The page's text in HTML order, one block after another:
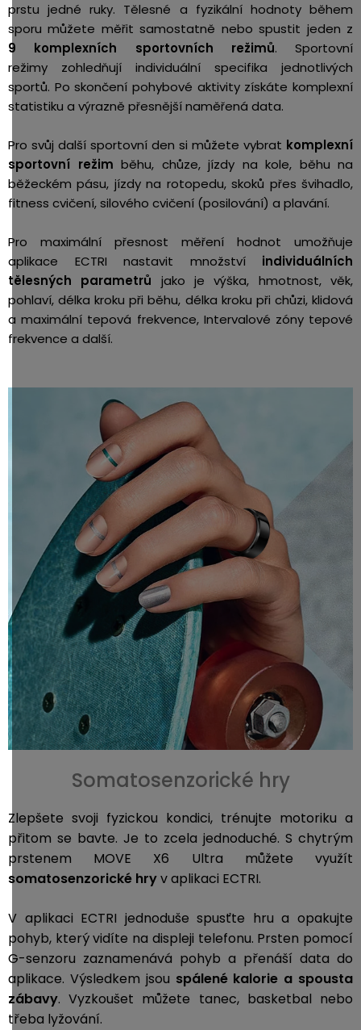
prstu jedné ruky. Tělesné a fyzikální hodnoty během
sporu můžete měřit samostatně nebo spustit jeden z
9
komplexních sportovních režimů. Sportovní
režimy zohledňují individuální specifika jednotlivých
sportů. Po skončení pohybové aktivity získáte komplexní
statistiku a výrazně přesnější naměřená data.
Pro svůj další sportovní den si můžete vybrat komplexní
sportovní režim běhu, chůze, jízdy na kole, běhu na
běžeckém pásu, jízdy na rotopedu, skoků přes švihadlo,
fitness cvičení, silového cvičení (posilování) a plavání.
Pro maximální přesnost měření hodnot umožňuje
aplikace ECTRI nastavit množství individuálních
tělesných parametrů jako je výška, hmotnost, věk,
pohlaví, délka kroku při běhu, délka kroku při chůzi, klidová
a maximální tepová frekvence, Intervalové zóny tepové
frekvence a další.
Somatosenzorické hry
Zlepšete svoji fyzickou kondici, trénujte motoriku a
přitom se bavte. Je to zcela jednoduché. S chytrým
prstenem MOVE X6 Ultra můžete využít
somatosenzorické hryv aplikaci ECTRI.
V aplikaci ECTRI jednoduše spusťte hru a opakujte
pohyb, který vidíte na displeji telefonu. Prsten pomocí
G-senzoru zaznamenává pohyb a přenáší data do
aplikace. Výsledkem jsou spálené kalorie a spousta
zábavy. Vyzkoušet můžete tanec, basketbal nebo
třeba lyžování.